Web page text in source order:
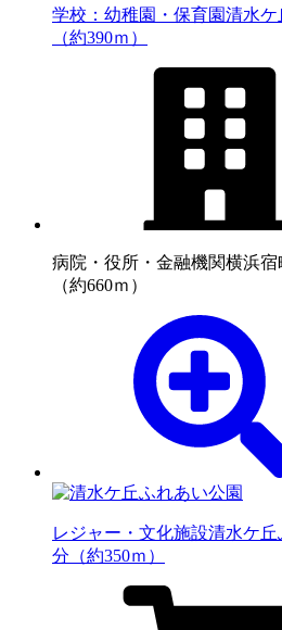
学校：幼稚園・保育園清水ケ
（約390ｍ）
病院・役所・金融機関横浜宿
（約660ｍ）
レジャー・文化施設清水ケ丘
分（約350ｍ）